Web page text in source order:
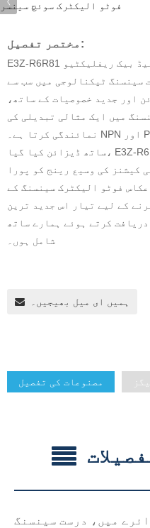
مختصر تفصیل:
E3Z-R6R81 اسکوائر انفراریڈ سینسنگ مرر فیڈ بیک ریفلیکٹیو
سینسنگ ٹیکنالوجی میں سب سے
اور جدید خصوصیات کے ساتھ،
میں ایک مثالی تبدیلی کی
نمائندگی کرتا ہے۔ NPN اور PNP آؤٹ پٹ کنفیگریشن دونوں کے
ساتھ ڈیزائن کیا گیا، E3Z-R6R81 سینسر بے مثال استعداد پیش
کیشنز کی وسیع رینج کو پورا
فوٹو الیکٹرک سینسنگ کے
کے لیے تیار اس جدید ترین
کرتے ہوئے ہمارے ساتھ
شامل ہوں۔
ہمیں ای میل بھیجیں۔
مصنوعات کی تفصیل
میں، درست سینسنگ